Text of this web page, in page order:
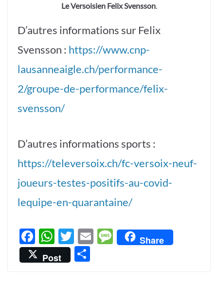
Le Versoisien Felix Svensson.
D’autres informations sur Felix
Svensson : https://www.cnp-
lausanneaigle.ch/performance-
2/groupe-de-performance/felix-
svensson/
D’autres informations sports :
https://televersoix.ch/fc-versoix-neuf-
joueurs-testes-positifs-au-covid-
lequipe-en-quarantaine/
F
ac
e
W
h
at
T
w
itt
E
M
es
Share
Post